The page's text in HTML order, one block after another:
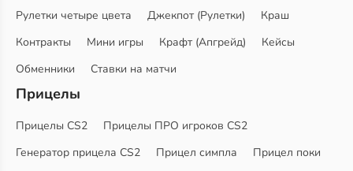
Рулетки четыре цвета
Джекпот (Рулетки)
Краш
Контракты
Мини игры Крафт (Апгрейд)
Кейсы
Обменники
Ставки на матчи
Прицелы
Прицелы CS2
Прицелы ПРО игроков CS2
Генератор прицела CS2
Прицел симпла
Прицел поки